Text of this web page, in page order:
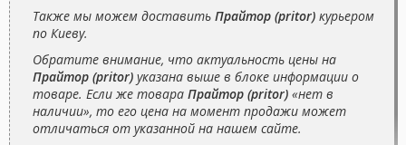
Также мы можем доставить Прайтор (pritor) курьером
по Киеву.
Обратите внимание, что актуальность цены на
Прайтор (pritor) указана выше в блоке информации о
товаре. Если же товара Прайтор (pritor) «нет в
наличии», то его цена на момент продажи может
отличаться от указанной на нашем сайте.